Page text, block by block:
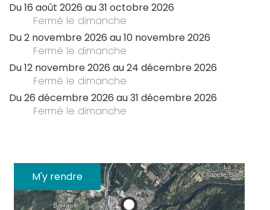
Du16 août 2026 au31 octobre 2026
Fermé le dimanche
Du2 novembre 2026 au10 novembre 2026
Fermé le dimanche
Du12 novembre 2026 au24 décembre 2026
Fermé le dimanche
Du26 décembre 2026 au31 décembre 2026
Fermé le dimanche
M'y rendre